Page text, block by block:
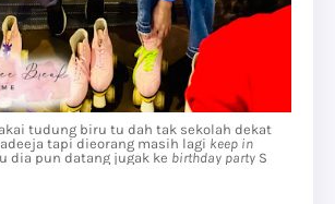
tudung biru tu dah tak sekolah dekat
tapi dieorang masih lagi keep in
dia pun datang jugak ke birthday party S